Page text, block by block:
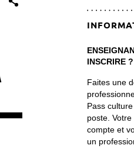
INSCRIRE ?
Faites une
Pass
poste.
compte et
un